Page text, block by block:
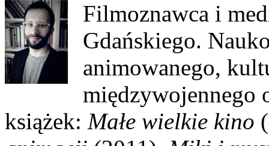
Filmoznawca i
Gdańskiego.
animowanego,
międzywojennego
książek: Małe wielkie kino